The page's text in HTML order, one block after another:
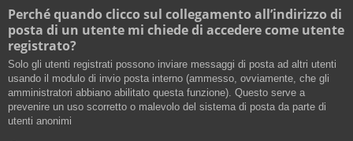
Perché quando clicco sul collegamento all’indirizzo di
posta di un utente mi chiede di accedere come utente
registrato?
Solo gli utenti registrati possono inviare messaggi di posta ad altri utenti
usando il modulo di invio posta interno (ammesso, ovviamente, che gli
amministratori abbiano abilitato questa funzione). Questo serve a
prevenire un uso scorretto o malevolo del sistema di posta da parte di
utenti anonimi